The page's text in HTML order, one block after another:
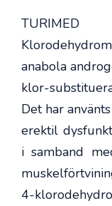
anabola
klor-
Det har
erektil
i samband
4-